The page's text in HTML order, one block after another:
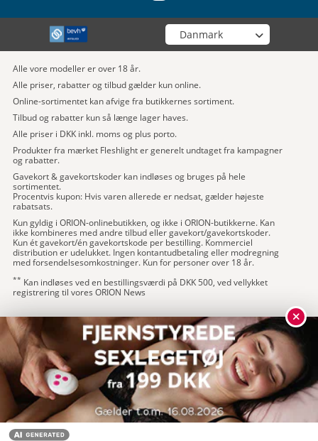
Vælg din butik
Alle vore modeller er over 18 år.
Alle priser, rabatter og tilbud gælder kun online.
Online-sortimentet kan afvige fra butikkernes sortiment.
Tilbud og rabatter kun så længe lager haves.
Alle priser i DKK inkl. moms og plus porto.
Produkter fra mærket Fleshlight er generelt undtaget fra kampagner
og rabatter.
Gavekort & gavekortskoder kan indløses og bruges på hele
sortimentet.
Procentvis kupon: Hvis varen allerede er nedsat, gælder højeste
rabatsats.
Kun gyldig i ORION-onlinebutikken, og ikke i ORION-butikkerne. Kan
ikke kombineres med andre tilbud eller gavekort/gavekortskoder.
Kun ét gavekort/én gavekortskode per bestilling. Kommerciel
distribution er udelukket. Ingen kontantudbetaling eller modregning
med forsendelsesomkostninger. Kun for personer over 18 år.
** Kan indløses ved en bestillingsværdi på DKK 500, ved vellykket
registrering til vores ORION News